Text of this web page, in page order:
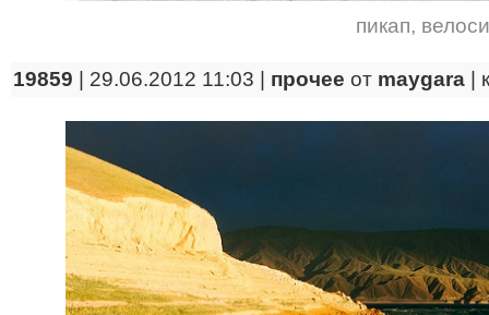
пикап,
19859 | 29.06.2012 11:03 | прочее от maygara